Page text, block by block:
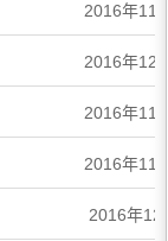
2016年11
2016年12
2016年11
2016年11
2016年12